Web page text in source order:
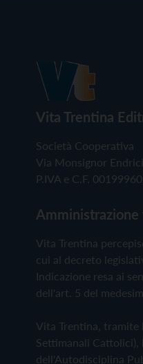
Vita Trentina
Società Cooperativa
Via Monsignor
P.IVA e C.F.
Amministrazione
Vita Trentina
cui al decreto
Indicazione resa ai
dell'art. 5 del
Vita Trentina, tramite
Settimanali
dell'Autodisciplina